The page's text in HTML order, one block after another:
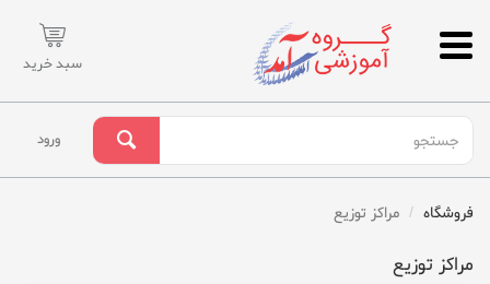
سبد خرید
ورود
فروشگاه مراكز توزيع
مراكز توزيع